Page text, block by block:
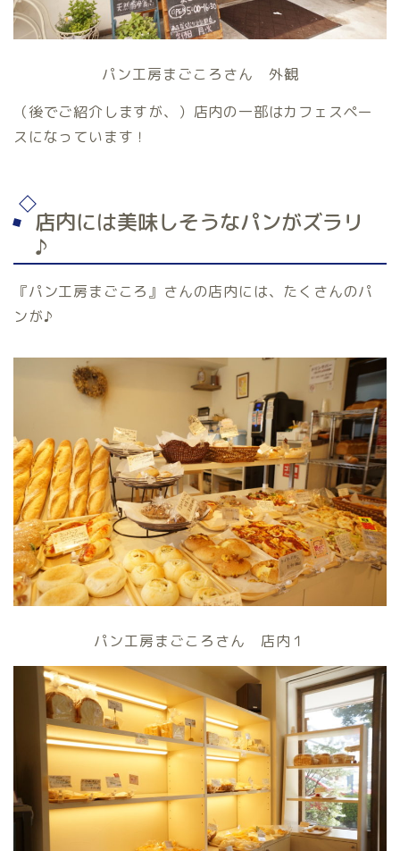
パン工房まごころさん 外観
（後でご紹介しますが、）店内の一部はカフェスペー
スになっています！
店内には美味しそうなパンがズラリ
♪
『パン工房まごころ』さんの店内には、たくさんのパ
ンが♪
パン工房まごころさん 店内１